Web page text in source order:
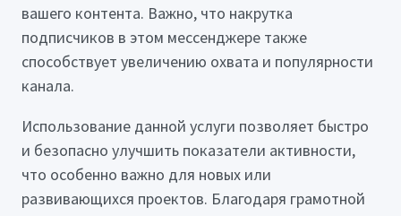
вашего контента. Важно, что накрутка
подписчиков в этом мессенджере также
способствует увеличению охвата и популярности
канала.
Использование данной услуги позволяет быстро
и безопасно улучшить показатели активности,
что особенно важно для новых или
развивающихся проектов. Благодаря грамотной